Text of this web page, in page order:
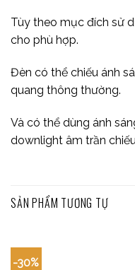
Tùy theo mục đích sử
cho phù hợp.
Đèn có thể chiếu ánh
quang thông thường.
Và có thể dùng ánh
downlight âm trần
SẢN PHẨM TƯƠNG TỰ
-30%